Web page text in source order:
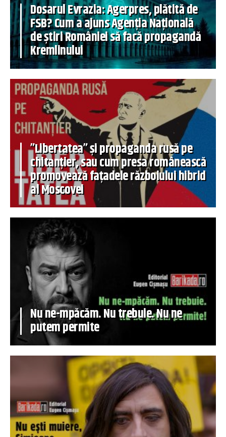
Dosarul Evrazia: Agerpres, plătită de
FSB? Cum a ajuns Agenția Națională
de știri României să facă propagandă
Kremlinului
”Libertatea” și propaganda rusă pe
chitanțier, sau cum presa românească
promovează fațadele războiului hibrid
al Moscovei
Nu ne-mpăcăm. Nu trebuie. Nu ne
putem permite